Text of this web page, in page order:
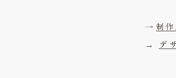
→ 制作
→ デ